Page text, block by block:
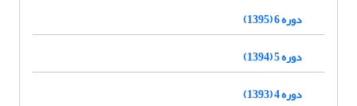
دوره 6 (1395)
دوره 5 (1394)
دوره 4 (1393)